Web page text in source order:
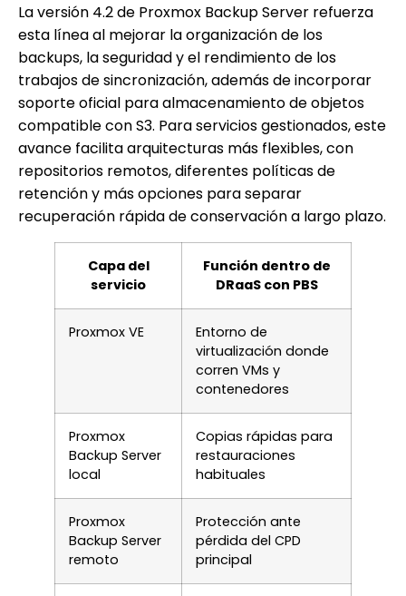
La versión 4.2 de Proxmox Backup Server refuerza
esta línea al mejorar la organización de los
backups, la seguridad y el rendimiento de los
trabajos de sincronización, además de incorporar
soporte oficial para almacenamiento de objetos
compatible con S3. Para servicios gestionados, este
avance facilita arquitecturas más flexibles, con
repositorios remotos, diferentes políticas de
retención y más opciones para separar
recuperación rápida de conservación a largo plazo.
Capa del
servicio
Función dentro de
DRaaS con PBS
Proxmox VE
Entorno de
virtualización donde
corren VMs y
contenedores
Proxmox
Backup Server
local
Copias rápidas para
restauraciones
habituales
Proxmox
Backup Server
remoto
Protección ante
pérdida del CPD
principal